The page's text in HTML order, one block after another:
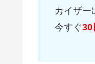
カイザー
今すぐ30